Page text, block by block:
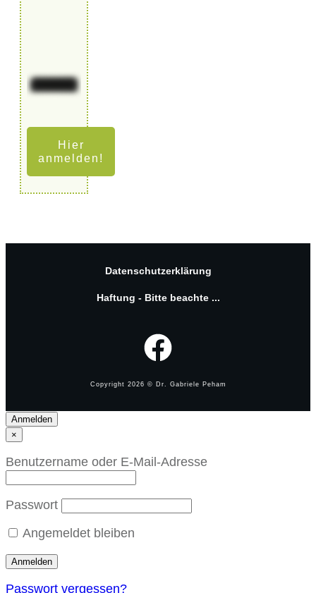
Hier
anmelden!
Datenschutzerklärung
Haftung - Bitte beachte ...
Copyright 2026 © Dr. Gabriele Peham
Anmelden
×
Benutzername oder E-Mail-Adresse
Passwort
Angemeldet bleiben
Passwort vergessen?